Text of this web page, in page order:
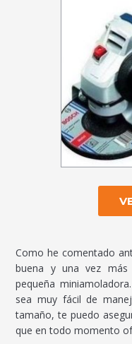
Como he comentado
buena y una vez
pequeña
sea muy fácil de
tamaño, te puedo
que en todo momento